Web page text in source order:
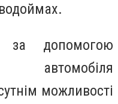
за допомогою
можливості